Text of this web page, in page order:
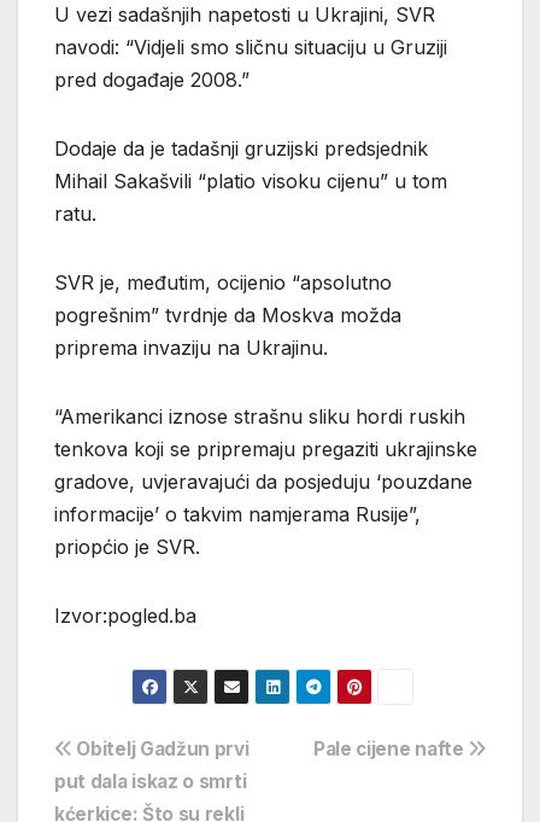
U vezi sadašnjih napetosti u Ukrajini, SVR
navodi: “Vidjeli smo sličnu situaciju u Gruziji
pred događaje 2008.”
Dodaje da je tadašnji gruzijski predsjednik
Mihail Sakašvili “platio visoku cijenu” u tom
ratu.
SVR je, međutim, ocijenio “apsolutno
pogrešnim” tvrdnje da Moskva možda
priprema invaziju na Ukrajinu.
“Amerikanci iznose strašnu sliku hordi ruskih
tenkova koji se pripremaju pregaziti ukrajinske
gradove, uvjeravajući da posjeduju ‘pouzdane
informacije’ o takvim namjerama Rusije”,
priopćio je SVR.
Izvor:pogled.ba
Navigacija
objava
Pale cijene nafte
Obitelj Gadžun prvi
put dala iskaz o smrti
kćerkice: Što su rekli